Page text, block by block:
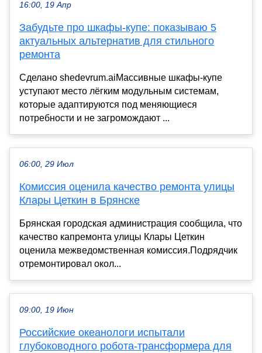
16:00, 19 Апр
Забудьте про шкафы-купе: показываю 5
актуальных альтернатив для стильного
ремонта
Сделано shedevrum.aiМассивные шкафы-купе
уступают место лёгким модульным системам,
которые адаптируются под меняющиеся
потребности и не загромождают ...
06:00, 29 Июл
Комиссия оценила качество ремонта улицы
Клары Цеткин в Брянске
Брянская городская администрация сообщила, что
качество капремонта улицы Клары Цеткин
оценила межведомственная комиссия.Подрядчик
отремонтировал окол...
09:00, 19 Июн
Российские океанологи испытали
глубоководного робота-трансформера для